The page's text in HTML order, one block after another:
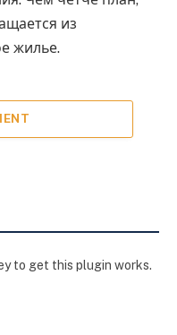
из
жилье.
to get this plugin works.